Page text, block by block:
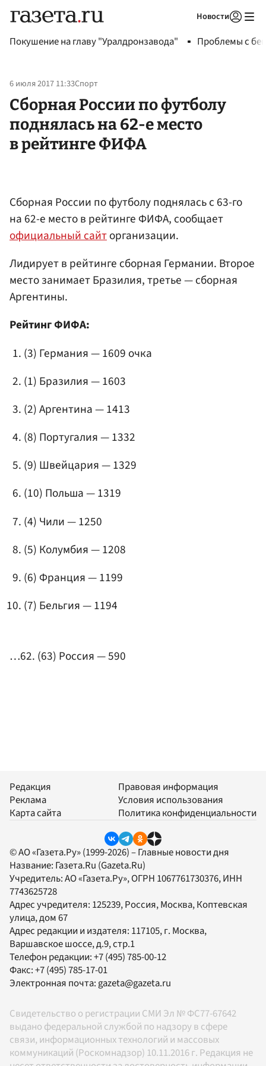
Новости
Покушение на главу "Уралдронзавода" Проблемы с
6 июля 2017 11:33Спорт
Сборная России по футболу
поднялась на 62-е место
в рейтинге ФИФА
Сборная России по футболу поднялась с 63-го
на 62-е место в рейтинге ФИФА, сообщает
официальный сайторганизации.
Лидирует в рейтинге сборная Германии. Второе
место занимает Бразилия, третье — сборная
Аргентины.
Рейтинг ФИФА:
(3) Германия — 1609 очка
(1) Бразилия — 1603
(2) Аргентина — 1413
(8) Португалия — 1332
(9) Швейцария — 1329
(10) Польша — 1319
(4) Чили — 1250
(5) Колумбия — 1208
(6) Франция — 1199
(7) Бельгия — 1194
…62. (63) Россия — 590
Редакция
Реклама
Карта сайта
Правовая информация
Условия использования
Политика конфиденциальности
© АО «Газета.Ру» (1999-2026) – Главные новости дня
Название: Газета.Ru (Gazeta.Ru)
Учредитель:АО «Газета.Ру», ОГРН 1067761730376, ИНН
7743625728
Адрес учредителя: 125239, Россия, Москва, Коптевская
улица, дом 67
Адрес редакции и издателя: 117105, г. Москва,
Варшавское шоссе, д.9, стр.1
Телефон редакции:+7 (495) 785-00-12
Факс:+7 (495) 785-17-01
Электронная почта:gazeta@gazeta.ru
Свидетельство о регистрации СМИ Эл № ФС77-67642
выдано федеральной службой по надзору в сфере
связи, информационных технологий и массовых
коммуникаций (Роскомнадзор) 10.11.2016 г. Редакция не